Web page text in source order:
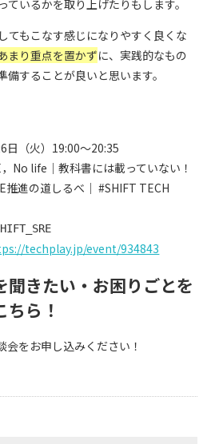
いるかを取り上げたりもします。
てもこなす感じになりやすく良くな
まり重点を置かずに、実践的なもの
することが良いと思います。
日（火）19:00〜20:35
No life｜教科書には載っていない！
推進の道しるべ｜ #SHIFT TECH
techplay.jp/event/934843
聞きたい・お困りごとを
ら！
会をお申し込みください！